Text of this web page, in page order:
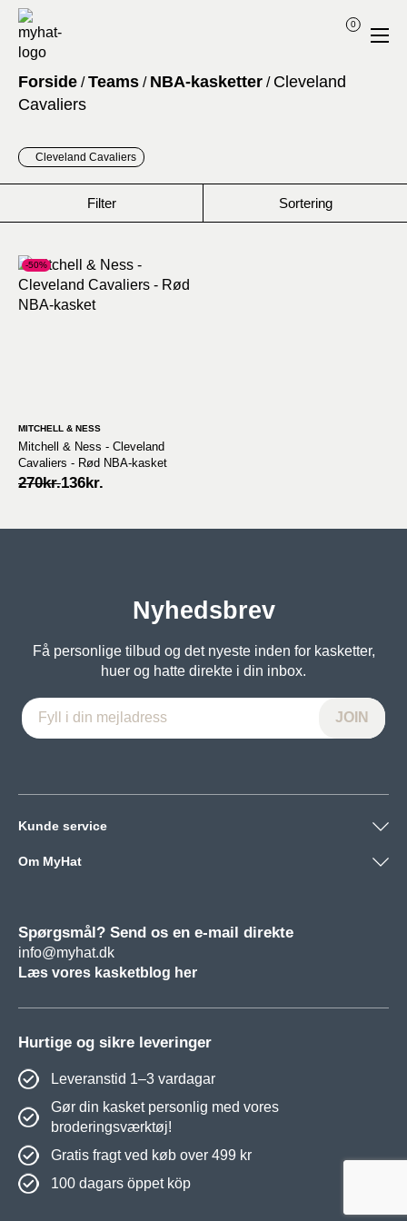
0
Forside / Teams / NBA-kasketter / Cleveland
Cavaliers
Cleveland Cavaliers
Sortering
Filter
-50%
MITCHELL & NESS
Mitchell & Ness - Cleveland
Cavaliers - Rød NBA-kasket
270kr.
Original
270kr..
136kr.
Current
136kr..
Nyhedsbrev
Få personlige tilbud og det nyeste inden for kasketter,
huer og hatte direkte i din inbox.
Kunde service
Om MyHat
Spørgsmål? Send os en e-mail direkte
info@myhat.dk
Læs vores kasketblog her
Hurtige og sikre leveringer
Leveranstid 1–3 vardagar
Gør din kasket personlig med vores
broderingsværktøj!
Gratis fragt ved køb over 499 kr
100 dagars öppet köp